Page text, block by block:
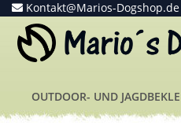
Kontakt@Marios-Dogshop.de
OUTDOOR- UND